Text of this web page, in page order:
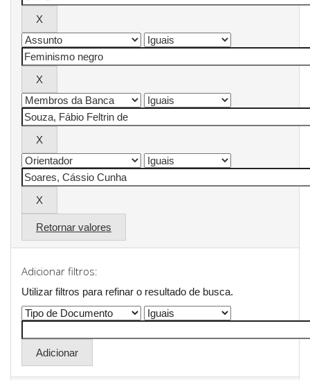
Retornar valores
Adicionar filtros:
Utilizar filtros para refinar o resultado de busca.